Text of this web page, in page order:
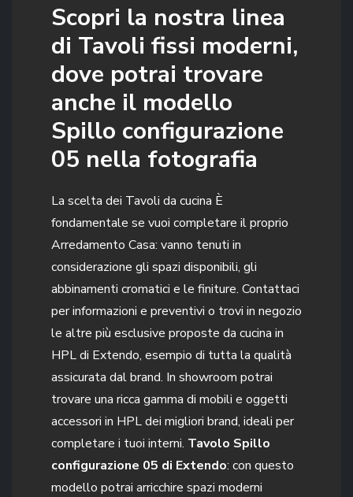
Scopri la nostra linea
di Tavoli fissi moderni,
dove potrai trovare
anche il modello
Spillo configurazione
05 nella fotografia
La scelta dei Tavoli da cucina È
fondamentale se vuoi completare il proprio
Arredamento Casa: vanno tenuti in
considerazione gli spazi disponibili, gli
abbinamenti cromatici e le finiture. Contattaci
per informazioni e preventivi o trovi in negozio
le altre più esclusive proposte da cucina in
HPL di Extendo, esempio di tutta la qualità
assicurata dal brand. In showroom potrai
trovare una ricca gamma di mobili e oggetti
accessori in HPL dei migliori brand, ideali per
completare i tuoi interni. Tavolo Spillo
configurazione 05 di Extendo: con questo
modello potrai arricchire spazi moderni